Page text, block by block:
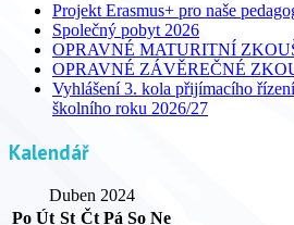
Projekt Erasmus+ pro naše
Společný pobyt 2026
OPRAVNÉ MATURITNÍ
OPRAVNÉ ZÁVĚREČNÉ
Vyhlášení 3. kola přijímacího
školního roku 2026/27
Kalendář
Duben 2024
Po Út St Čt Pá So Ne